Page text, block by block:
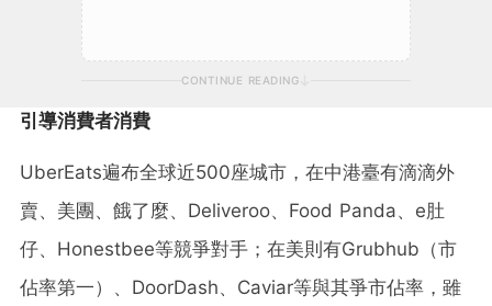
CONTINUE READING
引導消費者消費
UberEats遍布全球近500座城市，在中港臺有滴滴外
賣、美團、餓了麼、Deliveroo、Food Panda、e肚
仔、Honestbee等競爭對手；在美則有Grubhub（市
佔率第一）、DoorDash、Caviar等與其爭市佔率，雖